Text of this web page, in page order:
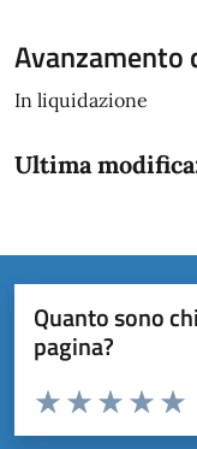
Avanzamento
In liquidazione
Ultima
Quanto sono
pagina?
Domanda
Valuta da 1 a 5 stelle la
Valuta
Valuta 3
Valuta 2 stelle
Valuta 1 stelle su 5